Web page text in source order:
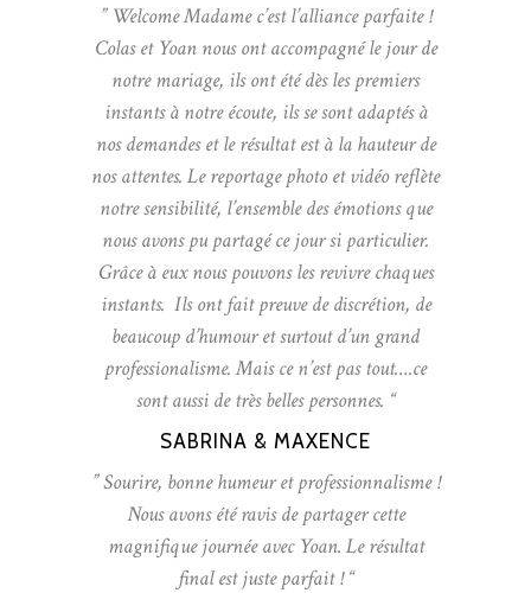
” Welcome Madame c’est l’alliance parfaite !
Colas et Yoan nous ont accompagné le jour de
notre mariage, ils ont été dès les premiers
instants à notre écoute, ils se sont adaptés à
nos demandes et le résultat est à la hauteur de
nos attentes. Le reportage photo et vidéo reflète
notre sensibilité, l’ensemble des émotions que
nous avons pu partagé ce jour si particulier.
Grâce à eux nous pouvons les revivre chaques
instants. Ils ont fait preuve de discrétion, de
beaucoup d’humour et surtout d’un grand
professionalisme. Mais ce n’est pas tout….ce
sont aussi de très belles personnes. “
SABRINA & MAXENCE
” Sourire, bonne humeur et professionnalisme !
Nous avons été ravis de partager cette
magnifique journée avec Yoan. Le résultat
final est juste parfait ! “